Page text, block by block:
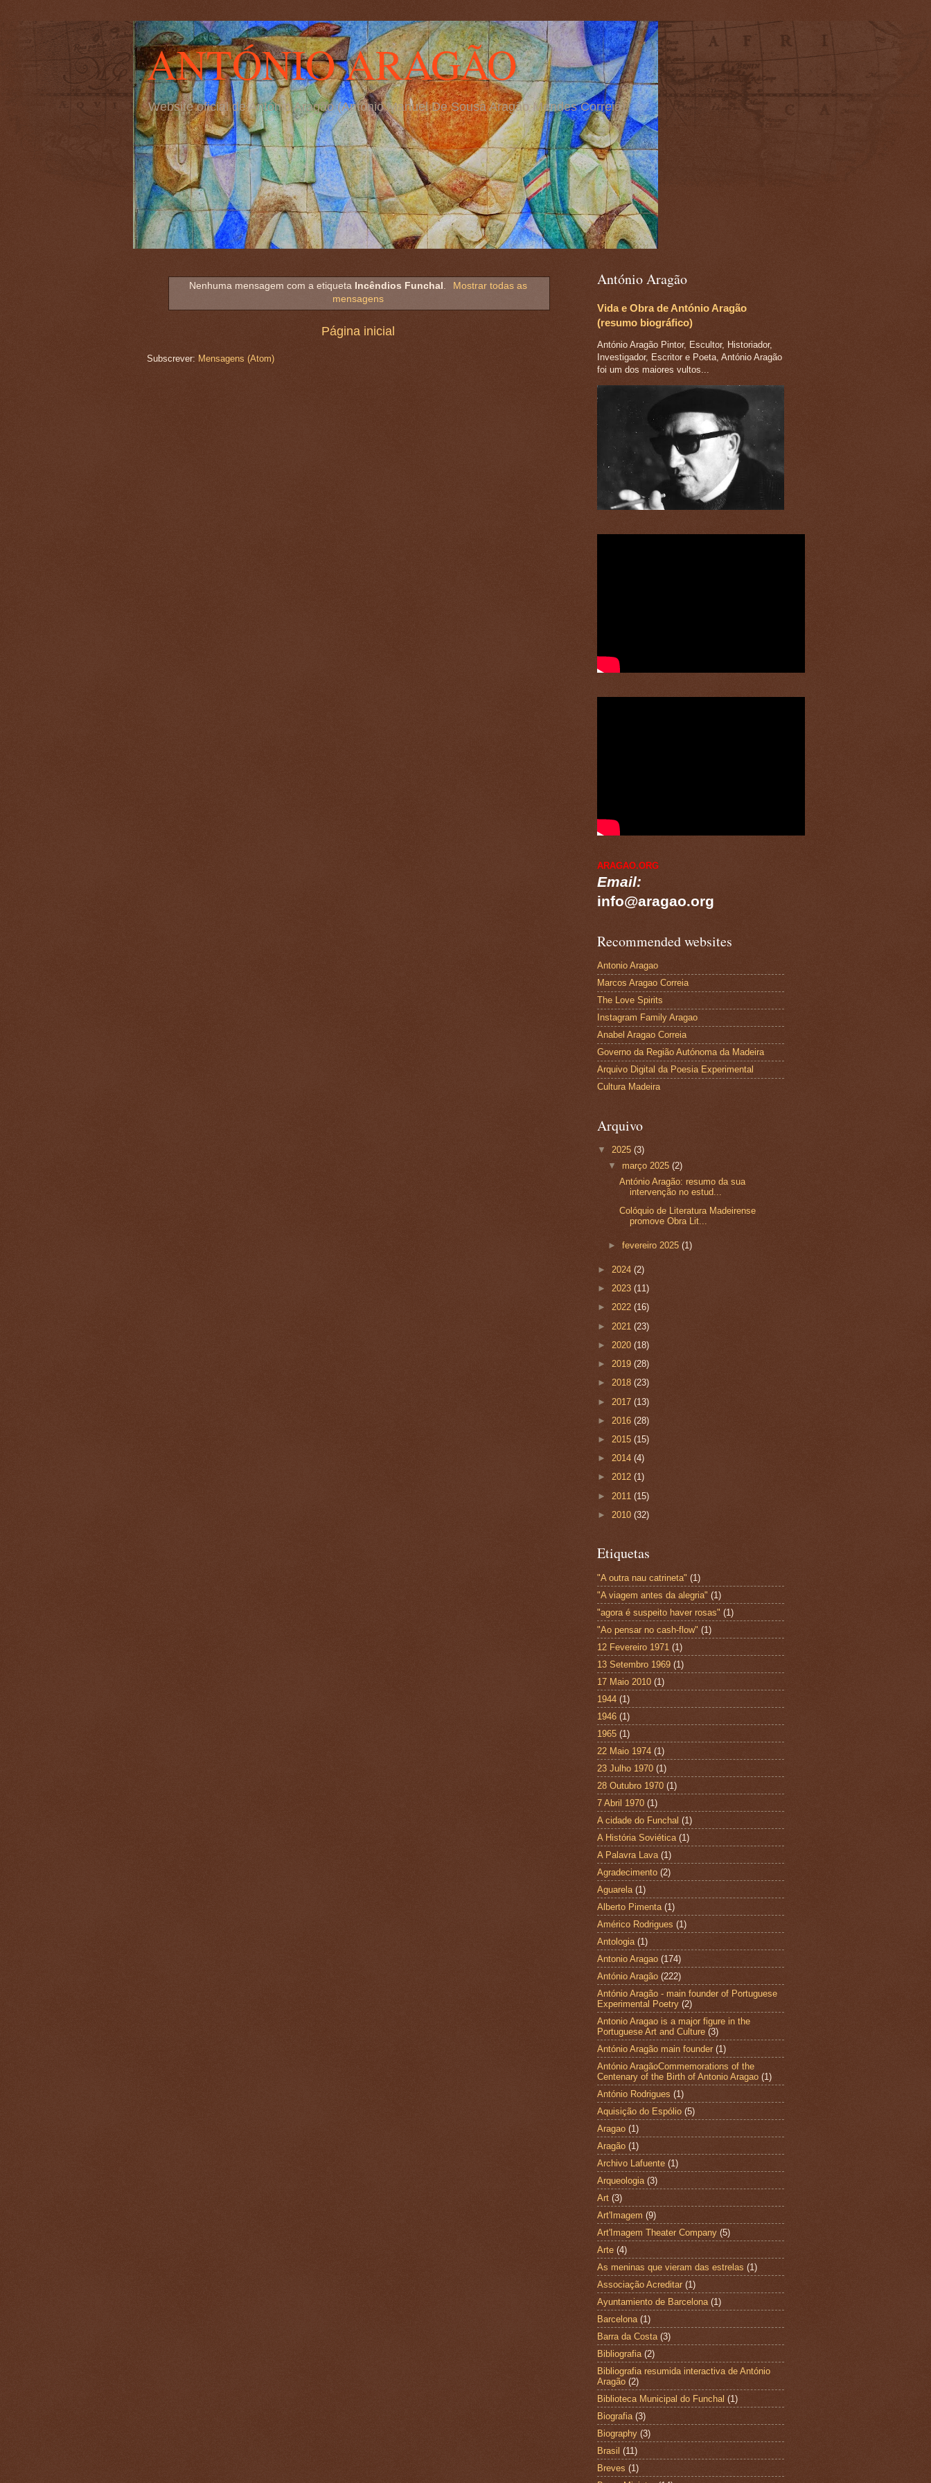
ANTÓNIO ARAGÃO
Website oficial de António Aragão (António Manuel De Sousa Aragão Mendes Correia)
Nenhuma mensagem com a etiqueta Incêndios Funchal.
Mostrar todas as
mensagens
Página inicial
Subscrever: Mensagens (Atom)
António Aragão
Vida e Obra de António Aragão
(resumo biográfico)
António Aragão Pintor, Escultor, Historiador,
Investigador, Escritor e Poeta, António Aragão
foi um dos maiores vultos...
ARAGAO.ORG
Email:
info@aragao.org
Recommended websites
Antonio Aragao
Marcos Aragao Correia
The Love Spirits
Instagram Family Aragao
Anabel Aragao Correia
Governo da Região Autónoma da Madeira
Arquivo Digital da Poesia Experimental
Cultura Madeira
Arquivo
▼ 2025 (3)
▼março 2025(2)
António Aragão: resumo da sua
intervenção no estud...
Colóquio de Literatura Madeirense
promove Obra Lit...
►fevereiro 2025(1)
► 2024 (2)
► 2023 (11)
► 2022 (16)
► 2021 (23)
► 2020 (18)
► 2019 (28)
► 2018 (23)
► 2017 (13)
► 2016 (28)
► 2015 (15)
► 2014 (4)
► 2012 (1)
► 2011 (15)
► 2010 (32)
Etiquetas
"A outra nau catrineta" (1)
"A viagem antes da alegria" (1)
"agora é suspeito haver rosas" (1)
"Ao pensar no cash-flow" (1)
12 Fevereiro 1971 (1)
13 Setembro 1969 (1)
17 Maio 2010 (1)
1944 (1)
1946 (1)
1965 (1)
22 Maio 1974 (1)
23 Julho 1970 (1)
28 Outubro 1970 (1)
7 Abril 1970 (1)
A cidade do Funchal (1)
A História Soviética (1)
A Palavra Lava (1)
Agradecimento (2)
Aguarela (1)
Alberto Pimenta (1)
Américo Rodrigues (1)
Antologia (1)
Antonio Aragao (174)
António Aragão (222)
António Aragão - main founder of Portuguese
Experimental Poetry (2)
Antonio Aragao is a major figure in the
Portuguese Art and Culture (3)
António Aragão main founder (1)
António AragãoCommemorations of the
Centenary of the Birth of Antonio Aragao (1)
António Rodrigues (1)
Aquisição do Espólio (5)
Aragao (1)
Aragão (1)
Archivo Lafuente (1)
Arqueologia (3)
Art (3)
Art'Imagem (9)
Art'Imagem Theater Company (5)
Arte (4)
As meninas que vieram das estrelas (1)
Associação Acreditar (1)
Ayuntamiento de Barcelona (1)
Barcelona (1)
Barra da Costa (3)
Bibliografia (2)
Bibliografia resumida interactiva de António
Aragão (2)
Biblioteca Municipal do Funchal (1)
Biografia (3)
Biography (3)
Brasil (11)
Breves (1)